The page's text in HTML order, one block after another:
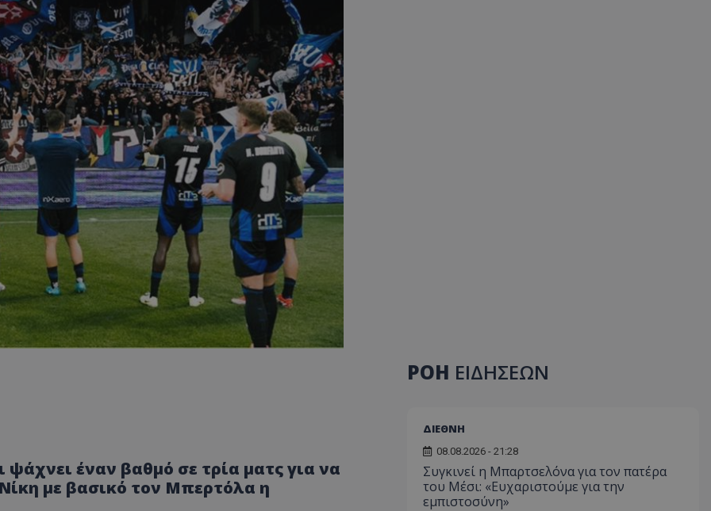
έναν βαθμό σε τρία ματς για να
με βασικό τον Μπερτόλα η
ΡΟΗ ΕΙΔΗΣΕΩΝ
ΔΙΕΘΝΗ
08.08.2026 - 21:28
Συγκινεί η Μπαρτσελόνα για τον πατέρα
του Μέσι: «Ευχαριστούμε για την
εμπιστοσύνη»